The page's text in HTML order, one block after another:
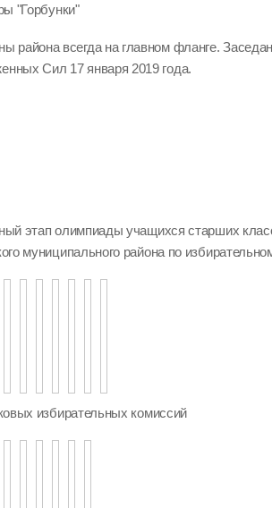
"Горбунки"
района всегда на главном фланге.
Сил 17 января 2019 года.
этап олимпиады учащихся старших
муниципального района по
избирательных комиссий